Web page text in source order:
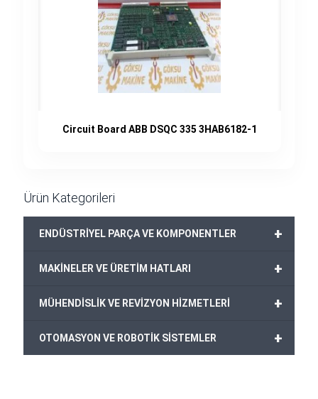
Circuit Board ABB DSQC 335 3HAB6182-1
Ürün Kategorileri
+
ENDÜSTRİYEL PARÇA VE KOMPONENTLER
+
MAKİNELER VE ÜRETİM HATLARI
+
MÜHENDİSLİK VE REVİZYON HİZMETLERİ
+
OTOMASYON VE ROBOTİK SİSTEMLER